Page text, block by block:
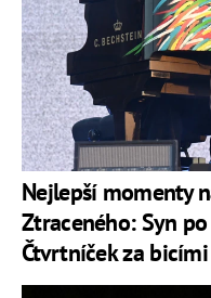
Nejlepší momenty
Ztraceného: Syn
Čtvrtníček za bicími